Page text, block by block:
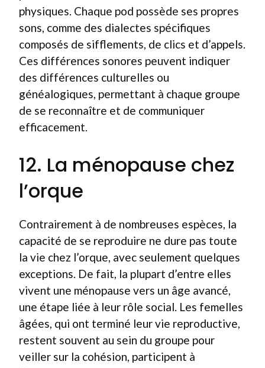
physiques. Chaque pod possède ses propres
sons, comme des dialectes spécifiques
composés de sifflements, de clics et d’appels.
Ces différences sonores peuvent indiquer
des différences culturelles ou
généalogiques, permettant à chaque groupe
de se reconnaître et de communiquer
efficacement.
12. La ménopause chez
l’orque
Contrairement à de nombreuses espèces, la
capacité de se reproduire ne dure pas toute
la vie chez l’orque, avec seulement quelques
exceptions. De fait, la plupart d’entre elles
vivent une ménopause vers un âge avancé,
une étape liée à leur rôle social. Les femelles
âgées, qui ont terminé leur vie reproductive,
restent souvent au sein du groupe pour
veiller sur la cohésion, participent à